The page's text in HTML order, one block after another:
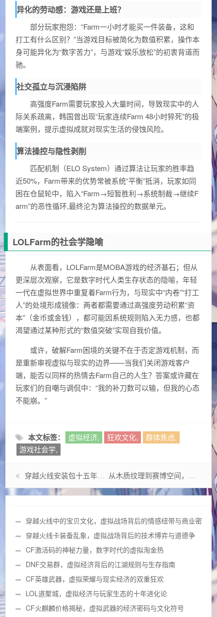
异化的劳动感：游戏还是上班？
部分玩家抱怨：“Farm一小时才能买一件装备，这和
打工有什么区别？”当游戏目标被简化为数值积累，操作本
身可能异化为“数字苦力”，与游戏“娱乐放松”的初衷背道而
驰。
社交孤立与沉浸陷阱
高强度Farm需要玩家投入大量时间，导致现实中的人
际关系疏离，韩国曾出现“玩家连续Farm 48小时猝死”的极
端案例，提示虚拟成就对现实生活的侵蚀风险。
算法操控与隐性剥削
匹配机制（ELO System）通过算法让玩家的胜率趋
近50%，Farm带来的优势常被系统“平衡”抵消，玩家如同
困在仓鼠轮中，陷入“Farm→短暂胜利→系统制裁→继续F
arm”的恶性循环,最终沦为算法操控的数据单元。
LOLFarm的社会学隐喻
从表面看，LOLFarm是MOBA游戏的经济基石；但从
更深层次观察，它是数字时代人类生存状态的隐喻，年轻
一代在虚拟世界中重复着Farm行为，与现实中“内卷”“打工
人”的处境形成镜像：两者都需要通过高强度劳动积累“资
本”（金币或金钱），都可能因系统规则陷入无力感，也都
渴望通过某种形式的“数值突破”实现自我价值。
或许，破解Farm困境的关键不在于否定游戏机制，而
是重新审视虚拟与现实的边界——当我们关闭游戏客户
端，能否以同样的热情去Farm自己的人生？答案或许藏在
玩家们的自嘲与调侃中：“我的补刀数可以输，但我的心态
不能崩。”
本文标签： 虚拟经济, 狂欢文化,
群体焦虑,
游戏社会学,
穿越火线安装包十五年演化史，从千禧年硬盘杀手到云时代微型客户端的启示录 从木质纹理到赛博空间，解码酒桶皮肤背后的文化密码
穿越火线中的宝贝文化，虚拟战场背后的情感纽带与商业密
码 穿越火线卡装备乱象，虚拟战场背后的技术博弈与道德争
议 CF激活码的神秘力量，数字时代的虚拟淘金热
DNF交易群，虚拟经济背后的江湖规则与生存指南
CF英雄武器，虚拟荣耀与现实经济的双重狂欢
LOL道聚城，虚拟经济与玩家生态的十年进化论
CF火麒麟价格揭秘，虚拟武器的经济密码与文化符号